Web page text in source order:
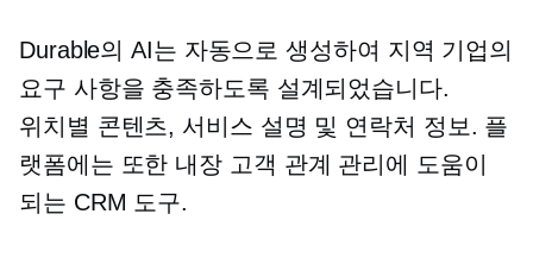
Durable의 AI는 자동으로 생성하여 지역 기업의
요구 사항을 충족하도록 설계되었습니다.
위치별 콘텐츠, 서비스 설명 및 연락처 정보. 플
랫폼에는 또한 내장 고객 관계 관리에 도움이
되는 CRM 도구.